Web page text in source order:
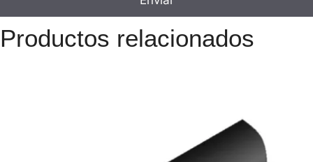
Productos relacionados